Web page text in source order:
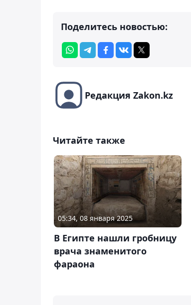
Поделитесь новостью:
Редакция Zakon.kz
Читайте также
05:34, 08 января 2025
В Египте нашли гробницу
врача знаменитого
фараона